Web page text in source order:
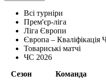
Всі турніри
Прем'єр-ліга
Ліга Європи
Європа – Кваліфікація
Товариські матчі
ЧС 2026
Сезон
Команда